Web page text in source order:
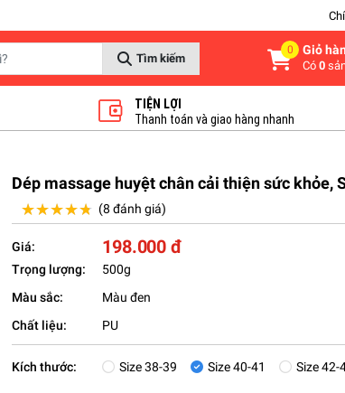
Tìm kiếm
0 Giỏ
Có0
TIỆN LỢI
Thanh toán và giao hàng nhanh
Dép massage huyệt chân cải thiện sức khỏe,
★★★★★
★★★★★ (8 đánh giá)
Giá: 198.000 đ
Trọng lượng:
500g
Màu sắc:
Màu đen
Chất liệu:
PU
Kích thước: Size 38-39 Size 40-41 Size 42-